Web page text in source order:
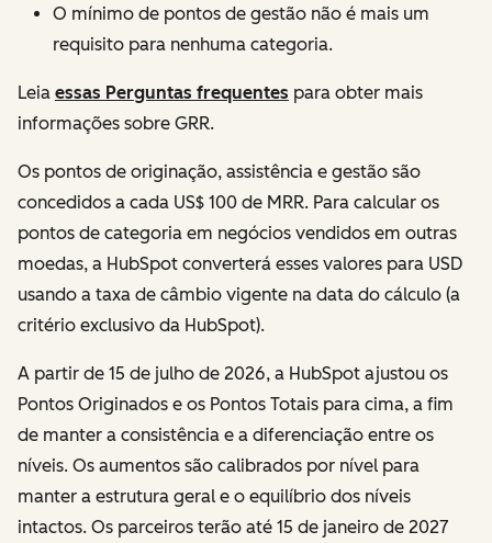
O mínimo de pontos de gestão não é mais um
requisito para nenhuma categoria.
Leia essas Perguntas frequentes para obter mais
informações sobre GRR.
Os pontos de originação, assistência e gestão são
concedidos a cada US$ 100 de MRR. Para calcular os
pontos de categoria em negócios vendidos em outras
moedas, a HubSpot converterá esses valores para USD
usando a taxa de câmbio vigente na data do cálculo (a
critério exclusivo da HubSpot).
A partir de 15 de julho de 2026, a HubSpot ajustou os
Pontos Originados e os Pontos Totais para cima, a fim
de manter a consistência e a diferenciação entre os
níveis. Os aumentos são calibrados por nível para
manter a estrutura geral e o equilíbrio dos níveis
intactos. Os parceiros terão até 15 de janeiro de 2027